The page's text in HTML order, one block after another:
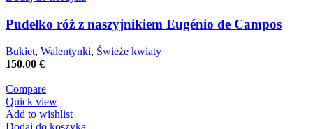
Pudełko róż z naszyjnikiem Eugénio de Campos
Bukiet, Walentynki, Świeże kwiaty
150.00 €
Compare
Quick view
Add to wishlist
Dodaj do koszyka